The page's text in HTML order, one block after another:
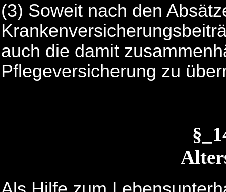
(3) Soweit nach den
auch die damit
Pflegeversicherung zu